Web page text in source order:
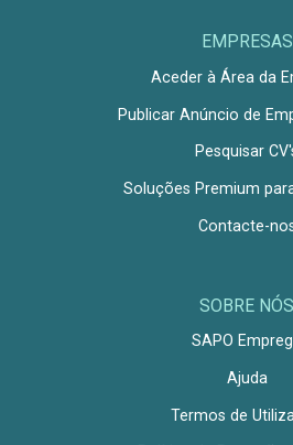
EMPRESAS
Aceder à Área da
Publicar Anúncio de
Pesquisar
Soluções Premium
Contacte-
SOBRE NÓS
SAPO
Ajuda
Termos de